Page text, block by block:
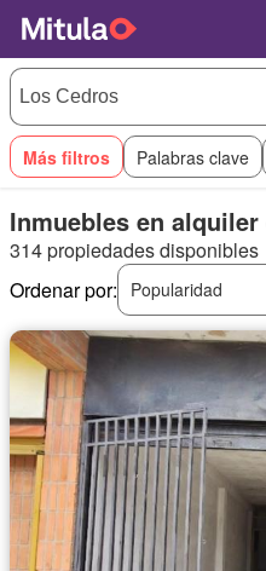
Más filtros Palabras clave
Inmuebles en
314 propiedades disponibles
Ordenar por:
Popularidad